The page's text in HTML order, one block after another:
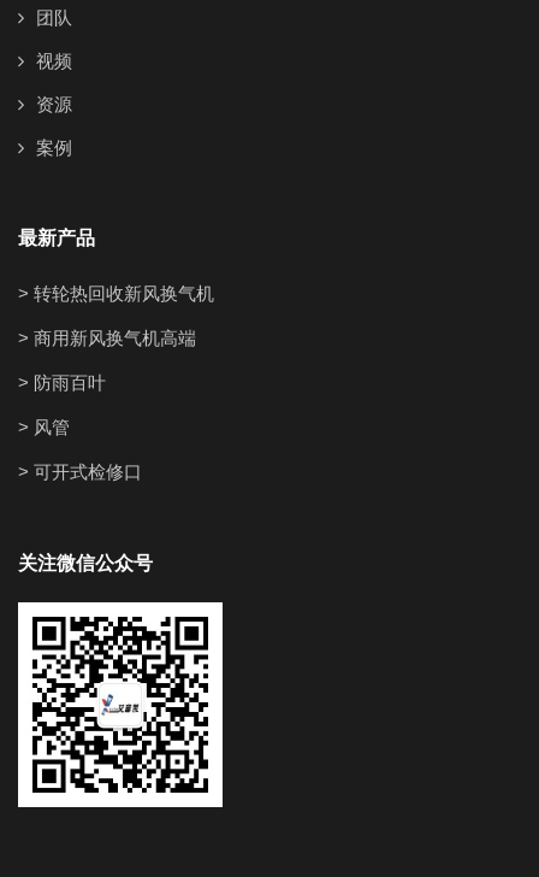
团队
视频
资源
案例
最新产品
> 转轮热回收新风换气机
> 商用新风换气机高端
> 防雨百叶
> 风管
> 可开式检修口
关注微信公众号